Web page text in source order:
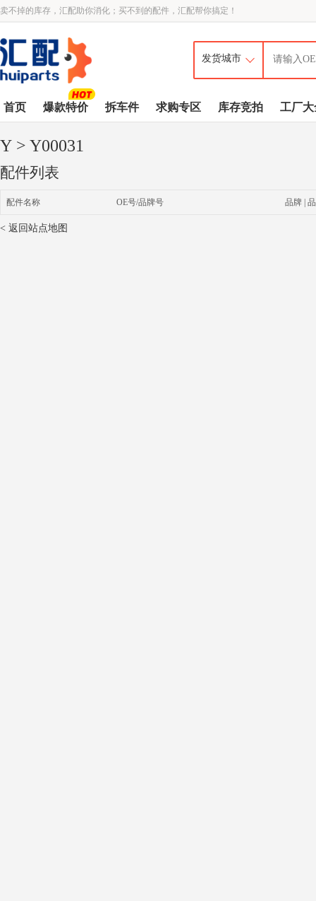
卖不掉的库存，汇配助你消化；买不到的配件，汇配帮你搞定！
首页 爆款特价 拆车件 求购专区 库存竞拍 工厂大
Y > Y00031
配件列表
配件名称 OE号/品牌号 品牌 |
< 返回站点地图